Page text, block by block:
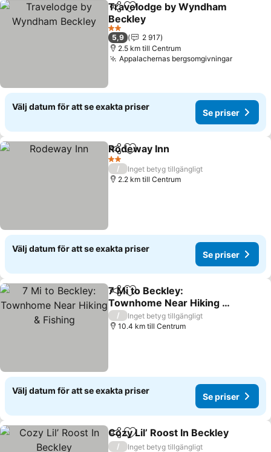
Dela Lägg till i Mina Favoriter
Travelodge by Wyndham
Beckley
Se priser
2 Stjärnor
5,9
2 917
2.5 km till Centrum
Appalachernas bergsomgivningarSe
Välj datum för att se exakta priser
Se priser
Dela Lägg till i Mina Favoriter
Rodeway Inn
2 Stjärnor
/
Inget betyg tillgängligt
2.2 km till Centrum
Välj datum för att se exakta priser
Se priser
Dela Lägg till i Mina Favoriter
7 Mi to Beckley:
Townhome Near Hiking &
Fishing
Se priser
/
Inget betyg tillgängligt
10.4 km till Centrum
Välj datum för att se exakta priser
Se priser
Dela Lägg till i Mina Favoriter
Cozy Lil’ Roost In Beckley
/
Inget betyg tillgängligt